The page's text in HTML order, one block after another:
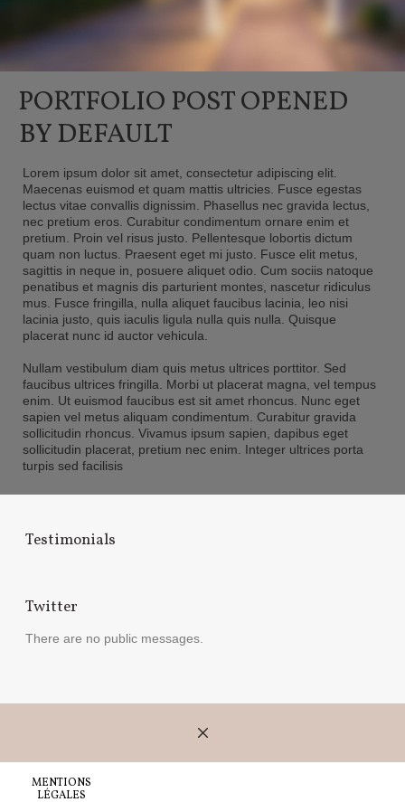
PORTFOLIO POST OPENED
BY DEFAULT
Lorem ipsum dolor sit amet, consectetur adipiscing elit.
Maecenas euismod et quam mattis ultricies. Fusce egestas
lectus vitae convallis dignissim. Phasellus nec gravida lectus,
nec pretium eros. Curabitur condimentum ornare enim et
pretium. Proin vel risus justo. Pellentesque lobortis dictum
quam non luctus. Praesent eget mi justo. Fusce elit metus,
sagittis in neque in, posuere aliquet odio. Cum sociis natoque
penatibus et magnis dis parturient montes, nascetur ridiculus
mus. Fusce fringilla, nulla aliquet faucibus lacinia, leo nisi
lacinia justo, quis iaculis ligula nulla quis nulla. Quisque
placerat nunc id auctor vehicula.
Nullam vestibulum diam quis metus ultrices porttitor. Sed
faucibus ultrices fringilla. Morbi ut placerat magna, vel tempus
enim. Ut euismod faucibus est sit amet rhoncus. Nunc eget
sapien vel metus aliquam condimentum. Curabitur gravida
sollicitudin rhoncus. Vivamus ipsum sapien, dapibus eget
sollicitudin placerat, pretium nec enim. Integer ultrices porta
turpis sed facilisis
Testimonials
Twitter
There are no public messages.
MENTIONS
LÉGALES